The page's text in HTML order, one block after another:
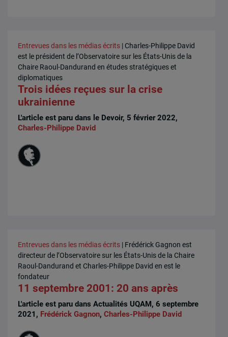
Entrevues dans les médias écrits | Charles-Philippe David
est le président de l’Observatoire sur les États-Unis de la
Chaire Raoul-Dandurand en études stratégiques et
diplomatiques
Trois idées reçues sur la crise
ukrainienne
L'article est paru dans le Devoir, 5 février 2022,
Charles-Philippe David
Entrevues dans les médias écrits | Frédérick Gagnon est
directeur de l’Observatoire sur les États-Unis de la Chaire
Raoul-Dandurand et Charles-Philippe David en est le
fondateur
11 septembre 2001: 20 ans après
L'article est paru dans Actualités UQAM, 6 septembre
2021, Frédérick Gagnon,Charles-Philippe David